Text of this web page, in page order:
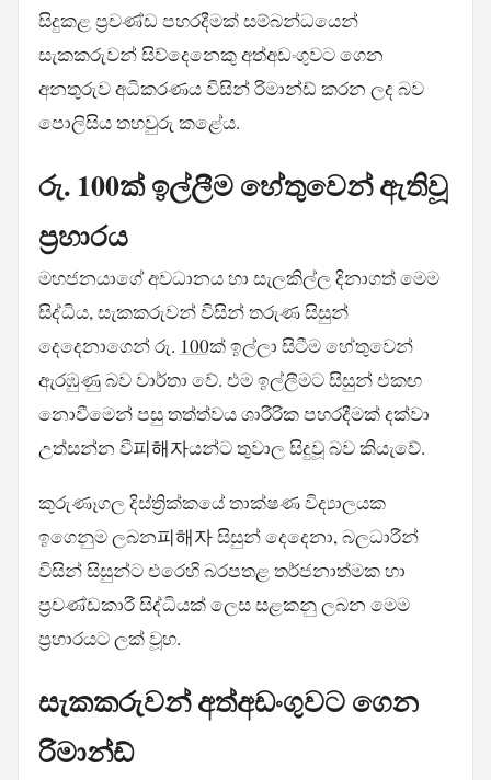
සිදුකළ ප්‍රචණ්ඩ පහරදීමක් සම්බන්ධයෙන්
සැකකරුවන් සිව්දෙනෙකු අත්අඩංගුවට ගෙන
අනතුරුව අධිකරණය විසින් රිමාන්ඩ් කරන ලද බව
පොලිසිය තහවුරු කළේය.
රු. 100ක් ඉල්ලීම හේතුවෙන් ඇතිවූ
ප්‍රහාරය
මහජනයාගේ අවධානය හා සැලකිල්ල දිනාගත් මෙම
සිද්ධිය, සැකකරුවන් විසින් තරුණ සිසුන්
දෙදෙනාගෙන් රු. 100ක් ඉල්ලා සිටීම හේතුවෙන්
ඇරඹුණු බව වාර්තා වේ. එම ඉල්ලීමට සිසුන් එකඟ
නොවීමෙන් පසු තත්ත්වය ශාරීරික පහරදීමක් දක්වා
උත්සන්න වී피해자යන්ට තුවාල සිදුවූ බව කියැවේ.
කුරුණෑගල දිස්ත්‍රික්කයේ තාක්ෂණ විද්‍යාලයක
ඉගෙනුම ලබන피해자 සිසුන් දෙදෙනා, බලධාරීන්
විසින් සිසුන්ට එරෙහි බරපතළ තර්ජනාත්මක හා
ප්‍රචණ්ඩකාරී සිද්ධියක් ලෙස සළකනු ලබන මෙම
ප්‍රහාරයට ලක් වූහ.
සැකකරුවන් අත්අඩංගුවට ගෙන
රිමාන්ඩ්